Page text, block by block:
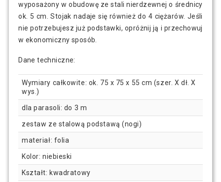
wyposażony w obudowę ze stali nierdzewnej o średnicy
ok. 5 cm. Stojak nadaje się również do 4 ciężarów. Jeśli
nie potrzebujesz już podstawki, opróżnij ją i przechowuj
w ekonomiczny sposób.
Dane techniczne:
Wymiary całkowite: ok. 75 x 75 x 55 cm (szer. X dł. X
wys.)
dla parasoli: do 3 m
zestaw ze stalową podstawą (nogi)
materiał: folia
Kolor: niebieski
Kształt: kwadratowy